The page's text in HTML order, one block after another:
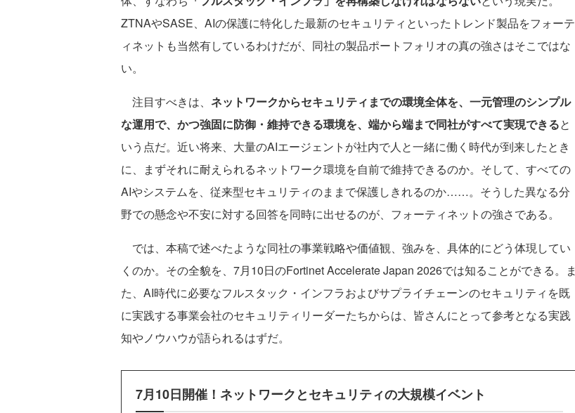
ZTNAやSASE、AIの保護に特化した最新のセキュリティといったトレンド製品をフォーテ
ィネットも当然有しているわけだが、同社の製品ポートフォリオの真の強さはそこではな
い。
注目すべきは、 ネットワークからセキュリティまでの環境全体を、一元管理のシンプル
な運用で、かつ強固に防御・維持できる環境を、端から端まで同社がすべて実現できると
いう点だ。近い将来、大量のAIエージェントが社内で人と一緒に働く時代が到来したとき
に、まずそれに耐えられるネットワーク環境を自前で維持できるのか。そして、すべての
AIやシステムを、従来型セキュリティのままで保護しきれるのか……。そうした異なる分
野での懸念や不安に対する回答を同時に出せるのが、フォーティネットの強さである。
では、本稿で述べたような同社の事業戦略や価値観、強みを、具体的にどう体現してい
くのか。その全貌を、7月10日のFortinet Accelerate Japan 2026では知ることができる。ま
た、AI時代に必要なフルスタック・インフラおよびサプライチェーンのセキュリティを既
に実践する事業会社のセキュリティリーダーたちからは、皆さんにとって参考となる実践
知やノウハウが語られるはずだ。
7月10日開催！ネットワークとセキュリティの大規模イベント